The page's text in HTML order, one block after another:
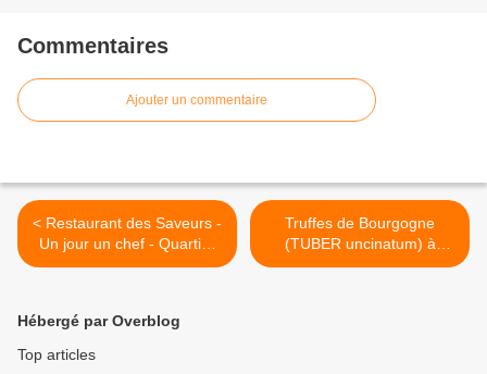
Commentaires
Ajouter un commentaire
< Restaurant des Saveurs -
Un jour un chef - Quartier
des saveurs - Foire
novembre 2010.
Truffes de Bourgogne
(TUBER uncinatum) à
Champlitte 70600 >
Hébergé par Overblog
Top articles